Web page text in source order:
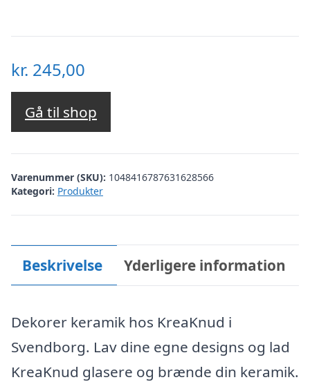
kr. 245,00
Gå til shop
Varenummer (SKU): 1048416787631628566
Kategori: Produkter
Beskrivelse Yderligere information
Dekorer keramik hos KreaKnud i
Svendborg. Lav dine egne designs og lad
KreaKnud glasere og brænde din keramik.